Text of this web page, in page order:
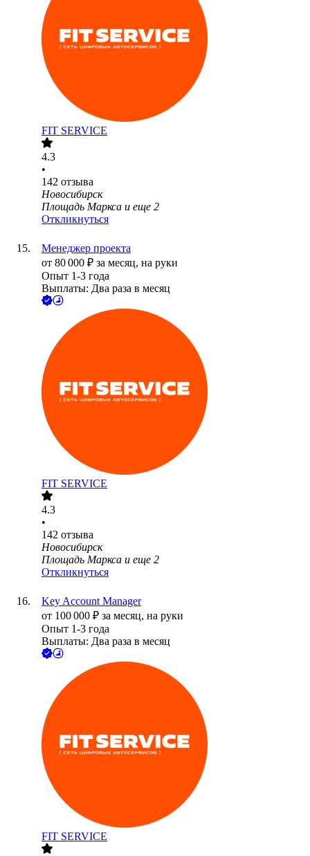
FIT SERVICE
4.3
•
142 отзыва
Новосибирск
Площадь Маркса и еще 2
Откликнуться
Менеджер проекта
от 80 000 ₽ за месяц, на руки
Опыт 1-3 года
Выплаты: Два раза в месяц
FIT SERVICE
4.3
•
142 отзыва
Новосибирск
Площадь Маркса и еще 2
Откликнуться
Key Account Manager
от 100 000 ₽ за месяц, на руки
Опыт 1-3 года
Выплаты: Два раза в месяц
FIT SERVICE